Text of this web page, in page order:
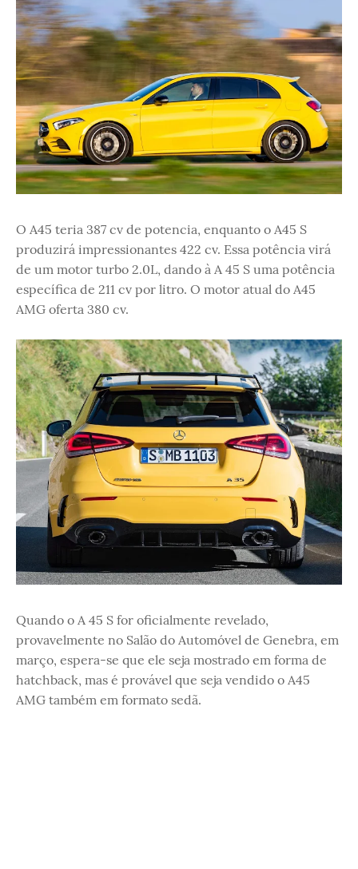
O A45 teria 387 cv de potencia, enquanto o A45 S
produzirá impressionantes 422 cv. Essa potência virá
de um motor turbo 2.0L, dando à A 45 S uma potência
específica de 211 cv por litro. O motor atual do A45
AMG oferta 380 cv.
Quando o A 45 S for oficialmente revelado,
provavelmente no Salão do Automóvel de Genebra, em
março, espera-se que ele seja mostrado em forma de
hatchback, mas é provável que seja vendido o A45
AMG também em formato sedã.